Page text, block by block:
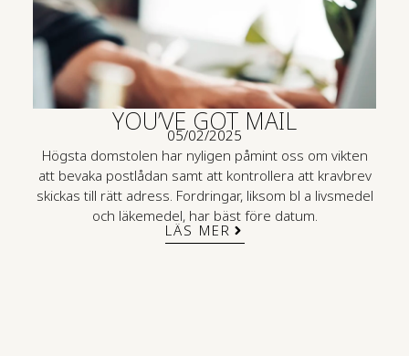
YOU’VE GOT MAIL
05/02/2025
Högsta domstolen har nyligen påmint oss om vikten
att bevaka postlådan samt att kontrollera att kravbrev
skickas till rätt adress. Fordringar, liksom bl a livsmedel
och läkemedel, har bäst före datum.
LÄS MER